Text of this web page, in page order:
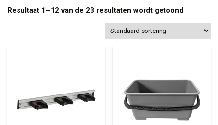
Resultaat 1–12 van de 23 resultaten wordt getoond